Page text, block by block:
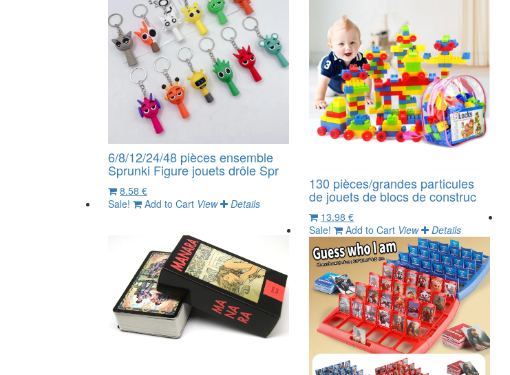
6/8/12/24/48 pièces ensemble
Sprunki Figure jouets drôle Spr
8.58 € 130 pièces/grandes particules
de jouets de blocs de construc
13.98 €
Sale! Add to Cart View
Details
Sale!
Add to Cart View Details